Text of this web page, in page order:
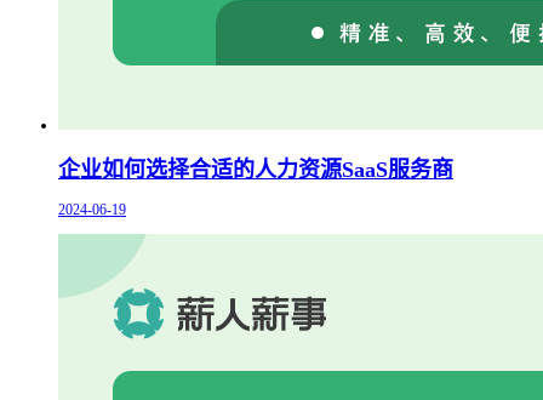
企业如何选择合适的人力资源SaaS服务商
2024-06-19